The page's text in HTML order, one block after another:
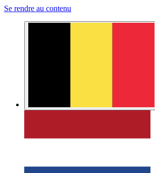
Se rendre au contenu